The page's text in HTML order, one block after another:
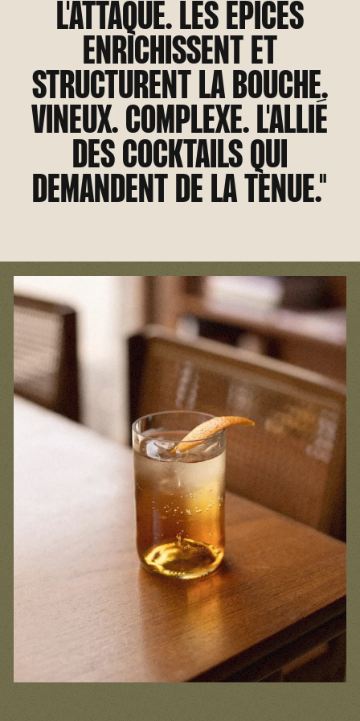
L'ATTAQUE. LES ÉPICES
ENRICHISSENT ET
STRUCTURENT LA BOUCHE.
VINEUX. COMPLEXE. L'ALLIÉ
DES COCKTAILS QUI
DEMANDENT DE LA TENUE."